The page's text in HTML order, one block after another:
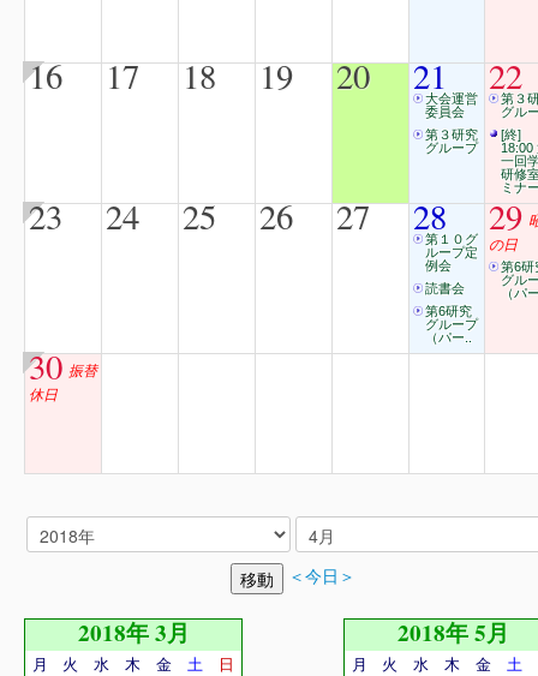
16 17 18 19 20 21
大会運営
委員会
第３研究
グループ
22
第３
グル
[終]
18:00
一回
研修
ミナ
23 24 25 26 27 28
第１０グ
ループ定
例会
読書会
第6研究
グループ
（パー..
29
の日
第6研
グル
（パ
30 振替
休日
＜今日＞
2018年 3月
月 火 水 木 金 土
日
2018年 5月
月 火 水 木 金 土